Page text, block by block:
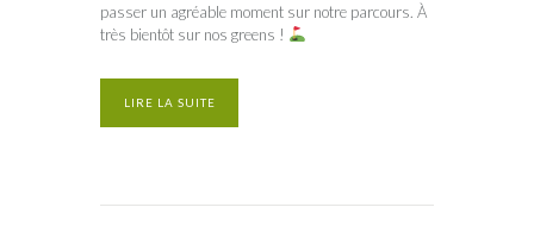
passer un agréable moment sur notre parcours. À
très bientôt sur nos greens !
LIRE LA SUITE